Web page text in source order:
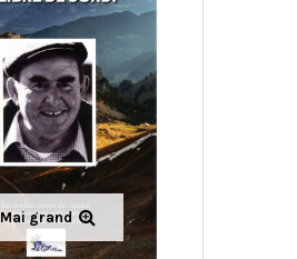
Mai grand